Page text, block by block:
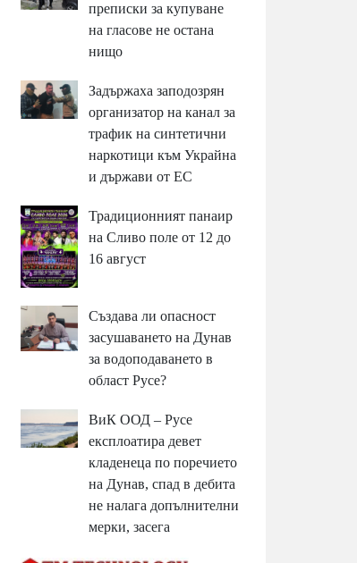
преписки за купуване
на гласове не остана
нищо
Задържаха заподозрян
организатор на канал за
трафик на синтетични
наркотици към Украйна
и държави от ЕС
Традиционният панаир
на Сливо поле от 12 до
16 август
Създава ли опасност
засушаването на Дунав
за водоподаването в
област Русе?
ВиК ООД – Русе
експлоатира девет
кладенеца по поречието
на Дунав, спад в дебита
не налага допълнителни
мерки, засега